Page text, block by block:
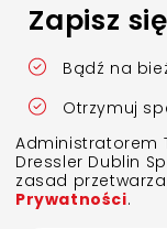
Zapisz
Bądź na
Otrzymuj
Administratorem
Dressler Dublin
zasad
Prywatności.